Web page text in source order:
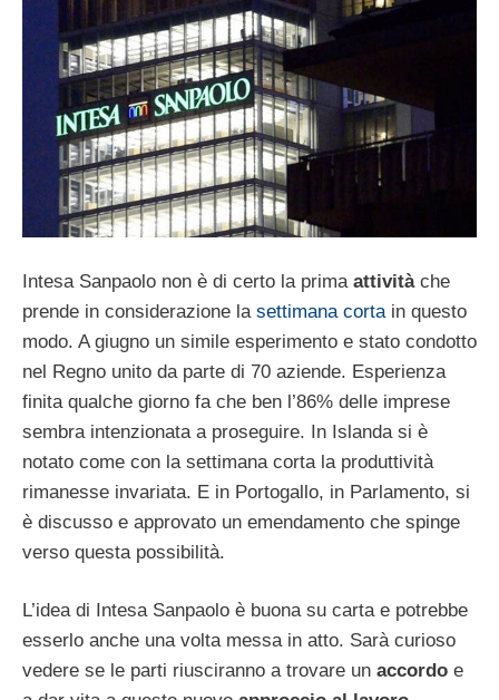
Intesa Sanpaolo non è di certo la prima attivitàche
prende in considerazione la settimana corta in questo
modo. A giugno un simile esperimento e stato condotto
nel Regno unito da parte di 70 aziende. Esperienza
finita qualche giorno fa che ben l’86% delle imprese
sembra intenzionata a proseguire. In Islanda si è
notato come con la settimana corta la produttività
rimanesse invariata. E in Portogallo, in Parlamento, si
è discusso e approvato un emendamento che spinge
verso questa possibilità.
L’idea di Intesa Sanpaolo è buona su carta e potrebbe
esserlo anche una volta messa in atto. Sarà curioso
vedere se le parti riusciranno a trovare un accordo e